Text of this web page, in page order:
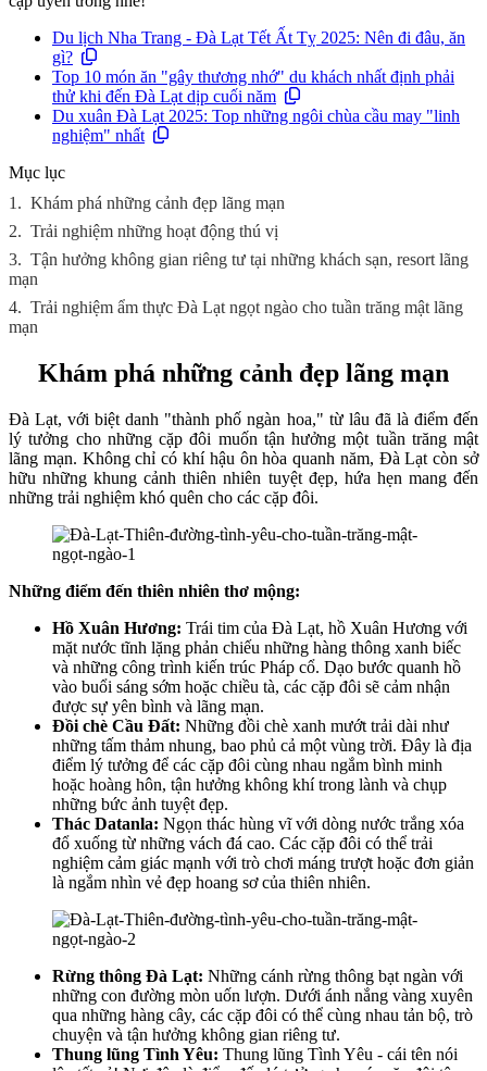
Du lịch Nha Trang - Đà Lạt Tết Ất Tỵ 2025: Nên đi đâu, ăn
gì?
Top 10 món ăn "gây thương nhớ" du khách nhất định phải
thử khi đến Đà Lạt dịp cuối năm
Du xuân Đà Lạt 2025: Top những ngôi chùa cầu may "linh
nghiệm" nhất
Mục lục
1. Khám phá những cảnh đẹp lãng mạn
2. Trải nghiệm những hoạt động thú vị
3. Tận hưởng không gian riêng tư tại những khách sạn, resort lãng
mạn
4. Trải nghiệm ẩm thực Đà Lạt ngọt ngào cho tuần trăng mật lãng
mạn
Khám phá những cảnh đẹp lãng mạn
Đà Lạt, với biệt danh "thành phố ngàn hoa," từ lâu đã là điểm đến
lý tưởng cho những cặp đôi muốn tận hưởng một tuần trăng mật
lãng mạn. Không chỉ có khí hậu ôn hòa quanh năm, Đà Lạt còn sở
hữu những khung cảnh thiên nhiên tuyệt đẹp, hứa hẹn mang đến
những trải nghiệm khó quên cho các cặp đôi.
Những điểm đến thiên nhiên thơ mộng:
Hồ Xuân Hương: Trái tim của Đà Lạt, hồ Xuân Hương với
mặt nước tĩnh lặng phản chiếu những hàng thông xanh biếc
và những công trình kiến trúc Pháp cổ. Dạo bước quanh hồ
vào buổi sáng sớm hoặc chiều tà, các cặp đôi sẽ cảm nhận
được sự yên bình và lãng mạn.
Đồi chè Cầu Đất: Những đồi chè xanh mướt trải dài như
những tấm thảm nhung, bao phủ cả một vùng trời. Đây là địa
điểm lý tưởng để các cặp đôi cùng nhau ngắm bình minh
hoặc hoàng hôn, tận hưởng không khí trong lành và chụp
những bức ảnh tuyệt đẹp.
Thác Datanla: Ngọn thác hùng vĩ với dòng nước trắng xóa
đổ xuống từ những vách đá cao. Các cặp đôi có thể trải
nghiệm cảm giác mạnh với trò chơi máng trượt hoặc đơn giản
là ngắm nhìn vẻ đẹp hoang sơ của thiên nhiên.
Rừng thông Đà Lạt: Những cánh rừng thông bạt ngàn với
những con đường mòn uốn lượn. Dưới ánh nắng vàng xuyên
qua những hàng cây, các cặp đôi có thể cùng nhau tản bộ, trò
chuyện và tận hưởng không gian riêng tư.
Thung lũng Tình Yêu: Thung lũng Tình Yêu - cái tên nói